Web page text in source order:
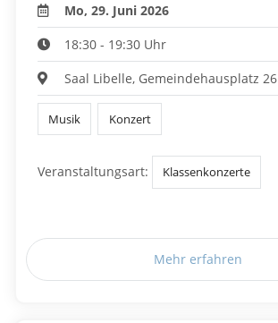
Mo, 29. Juni 2026
18:30 - 19:30 Uhr
Saal Libelle, Gemeindehausplatz 26
Musik Konzert
Veranstaltungsart: Klassenkonzerte
Mehr erfahren